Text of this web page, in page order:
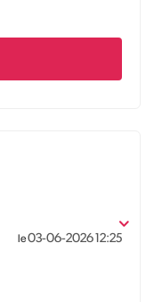
le‎03-06-202612:25